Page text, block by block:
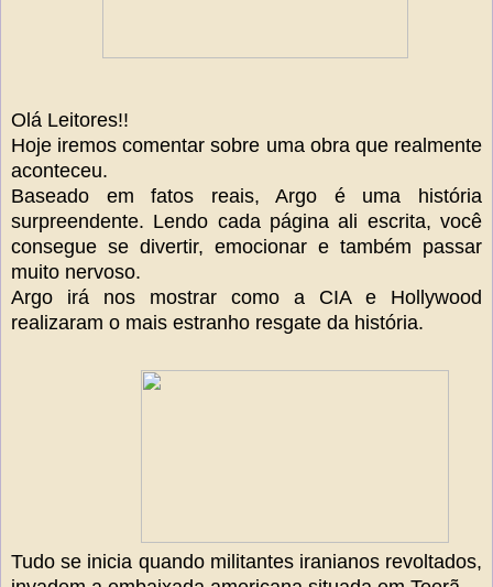
Olá Leitores!!
Hoje iremos comentar sobre uma obra que realmente
aconteceu.
Baseado em fatos reais, Argo é uma história
surpreendente. Lendo cada página ali escrita, você
consegue se divertir, emocionar e também passar
muito nervoso.
Argo irá nos mostrar como a CIA e Hollywood
realizaram o mais estranho resgate da história.
Tudo se inicia quando militantes iranianos revoltados,